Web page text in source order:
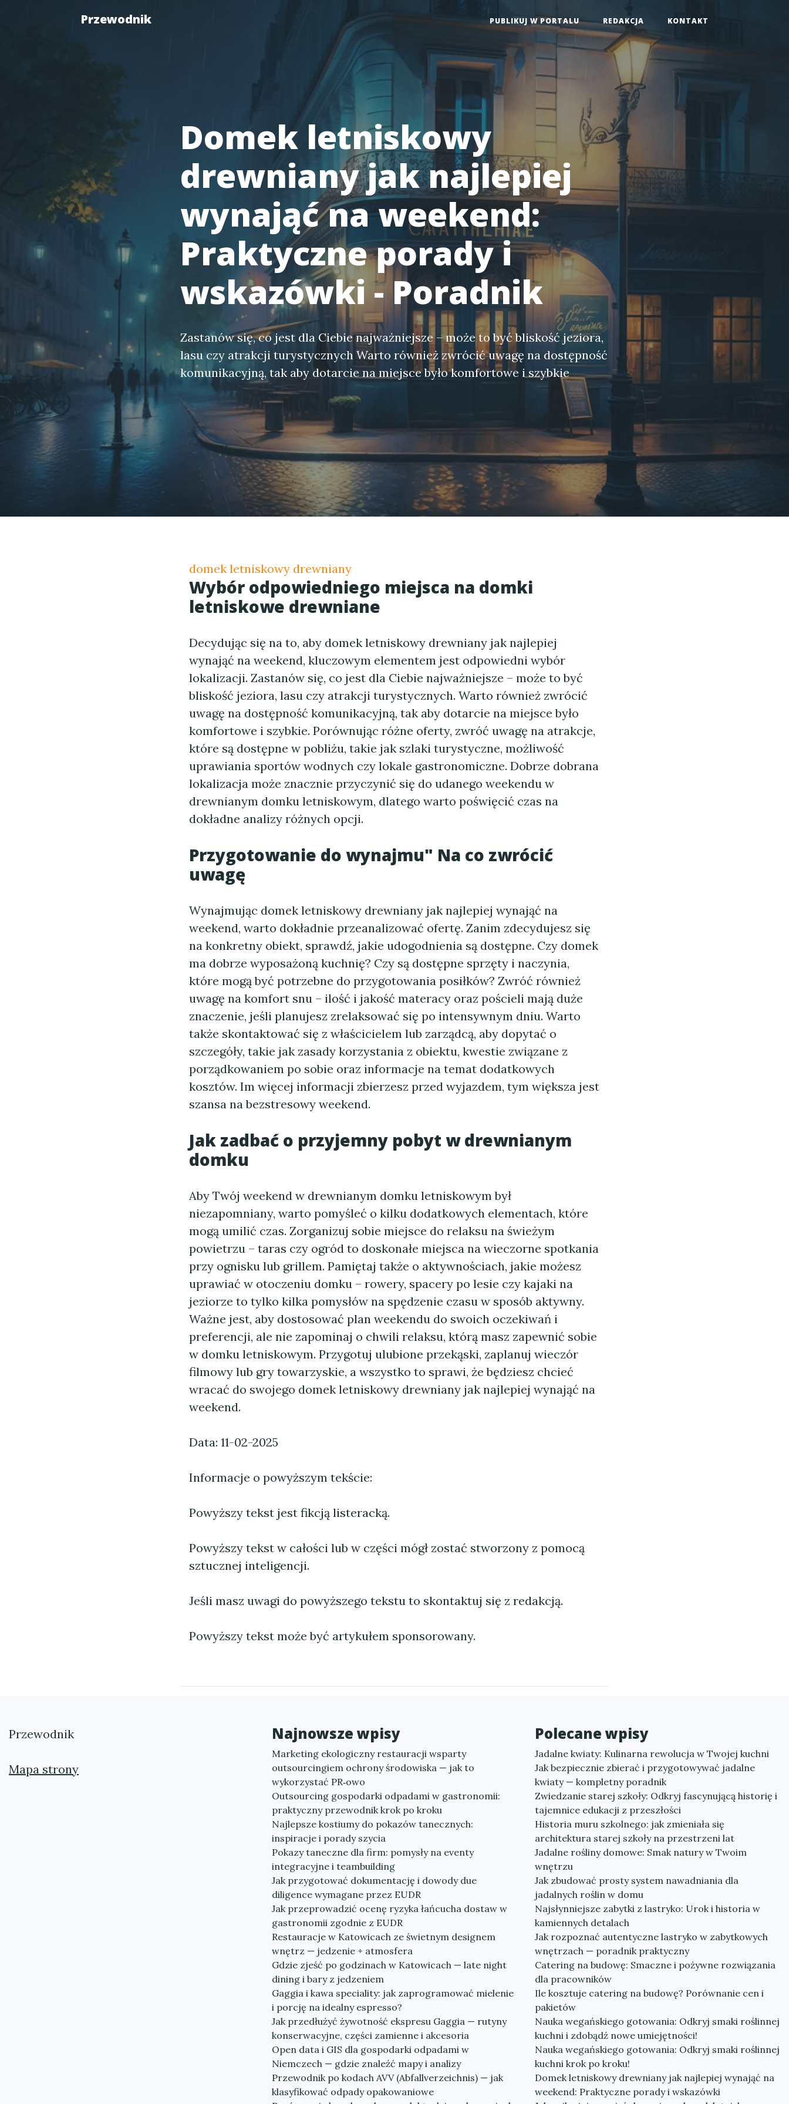
Przewodnik PUBLIKUJ W PORTALU REDAKCJA KONTAKT
Domek letniskowy
drewniany jak najlepiej
wynająć na weekend:
Praktyczne porady i
wskazówki - Poradnik
Zastanów się, co jest dla Ciebie najważniejsze – może to być bliskość jeziora,
lasu czy atrakcji turystycznych Warto również zwrócić uwagę na dostępność
komunikacyjną, tak aby dotarcie na miejsce było komfortowe i szybkie
domek letniskowy drewniany
Wybór odpowiedniego miejsca na domki
letniskowe drewniane
Decydując się na to, aby domek letniskowy drewniany jak najlepiej
wynająć na weekend, kluczowym elementem jest odpowiedni wybór
lokalizacji. Zastanów się, co jest dla Ciebie najważniejsze – może to być
bliskość jeziora, lasu czy atrakcji turystycznych. Warto również zwrócić
uwagę na dostępność komunikacyjną, tak aby dotarcie na miejsce było
komfortowe i szybkie. Porównując różne oferty, zwróć uwagę na atrakcje,
które są dostępne w pobliżu, takie jak szlaki turystyczne, możliwość
uprawiania sportów wodnych czy lokale gastronomiczne. Dobrze dobrana
lokalizacja może znacznie przyczynić się do udanego weekendu w
drewnianym domku letniskowym, dlatego warto poświęcić czas na
dokładne analizy różnych opcji.
Przygotowanie do wynajmu" Na co zwrócić
uwagę
Wynajmując domek letniskowy drewniany jak najlepiej wynająć na
weekend, warto dokładnie przeanalizować ofertę. Zanim zdecydujesz się
na konkretny obiekt, sprawdź, jakie udogodnienia są dostępne. Czy domek
ma dobrze wyposażoną kuchnię? Czy są dostępne sprzęty i naczynia,
które mogą być potrzebne do przygotowania posiłków? Zwróć również
uwagę na komfort snu – ilość i jakość materacy oraz pościeli mają duże
znaczenie, jeśli planujesz zrelaksować się po intensywnym dniu. Warto
także skontaktować się z właścicielem lub zarządcą, aby dopytać o
szczegóły, takie jak zasady korzystania z obiektu, kwestie związane z
porządkowaniem po sobie oraz informacje na temat dodatkowych
kosztów. Im więcej informacji zbierzesz przed wyjazdem, tym większa jest
szansa na bezstresowy weekend.
Jak zadbać o przyjemny pobyt w drewnianym
domku
Aby Twój weekend w drewnianym domku letniskowym był
niezapomniany, warto pomyśleć o kilku dodatkowych elementach, które
mogą umilić czas. Zorganizuj sobie miejsce do relaksu na świeżym
powietrzu – taras czy ogród to doskonałe miejsca na wieczorne spotkania
przy ognisku lub grillem. Pamiętaj także o aktywnościach, jakie możesz
uprawiać w otoczeniu domku – rowery, spacery po lesie czy kajaki na
jeziorze to tylko kilka pomysłów na spędzenie czasu w sposób aktywny.
Ważne jest, aby dostosować plan weekendu do swoich oczekiwań i
preferencji, ale nie zapominaj o chwili relaksu, którą masz zapewnić sobie
w domku letniskowym. Przygotuj ulubione przekąski, zaplanuj wieczór
filmowy lub gry towarzyskie, a wszystko to sprawi, że będziesz chcieć
wracać do swojego domek letniskowy drewniany jak najlepiej wynająć na
weekend.
Data: 11-02-2025
Informacje o powyższym tekście:
Powyższy tekst jest fikcją listeracką.
Powyższy tekst w całości lub w części mógł zostać stworzony z pomocą
sztucznej inteligencji.
Jeśli masz uwagi do powyższego tekstu to skontaktuj się z redakcją.
Powyższy tekst może być artykułem sponsorowany.
Przewodnik
Mapa strony
Najnowsze wpisy
Marketing ekologiczny restauracji wsparty
outsourcingiem ochrony środowiska — jak to
wykorzystać PR‑owo
Outsourcing gospodarki odpadami w gastronomii:
praktyczny przewodnik krok po kroku
Najlepsze kostiumy do pokazów tanecznych:
inspiracje i porady szycia
Pokazy taneczne dla firm: pomysły na eventy
integracyjne i teambuilding
Jak przygotować dokumentację i dowody due
diligence wymagane przez EUDR
Jak przeprowadzić ocenę ryzyka łańcucha dostaw w
gastronomii zgodnie z EUDR
Restauracje w Katowicach ze świetnym designem
wnętrz — jedzenie + atmosfera
Gdzie zjeść po godzinach w Katowicach — late night
dining i bary z jedzeniem
Gaggia i kawa speciality: jak zaprogramować mielenie
i porcję na idealny espresso?
Jak przedłużyć żywotność ekspresu Gaggia — rutyny
konserwacyjne, części zamienne i akcesoria
Open data i GIS dla gospodarki odpadami w
Niemczech — gdzie znaleźć mapy i analizy
Przewodnik po kodach AVV (Abfallverzeichnis) — jak
klasyfikować odpady opakowaniowe
Polecane wpisy
Jadalne kwiaty: Kulinarna rewolucja w Twojej kuchni
Jak bezpiecznie zbierać i przygotowywać jadalne
kwiaty — kompletny poradnik
Zwiedzanie starej szkoły: Odkryj fascynującą historię i
tajemnice edukacji z przeszłości
Historia muru szkolnego: jak zmieniała się
architektura starej szkoły na przestrzeni lat
Jadalne rośliny domowe: Smak natury w Twoim
wnętrzu
Jak zbudować prosty system nawadniania dla
jadalnych roślin w domu
Najsłynniejsze zabytki z lastryko: Urok i historia w
kamiennych detalach
Jak rozpoznać autentyczne lastryko w zabytkowych
wnętrzach — poradnik praktyczny
Catering na budowę: Smaczne i pożywne rozwiązania
dla pracowników
Ile kosztuje catering na budowę? Porównanie cen i
pakietów
Nauka wegańskiego gotowania: Odkryj smaki roślinnej
kuchni i zdobądź nowe umiejętności!
Nauka wegańskiego gotowania: Odkryj smaki roślinnej
kuchni krok po kroku!
Domek letniskowy drewniany jak najlepiej wynająć na
weekend: Praktyczne porady i wskazówki